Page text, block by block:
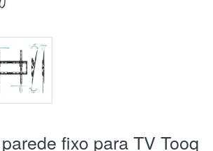
fixo para TV Tooq